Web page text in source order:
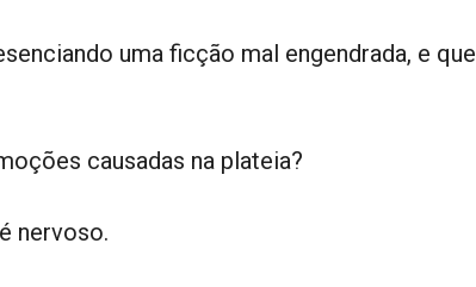
uma ficção mal engendrada, e que
causadas na plateia?
nervoso.